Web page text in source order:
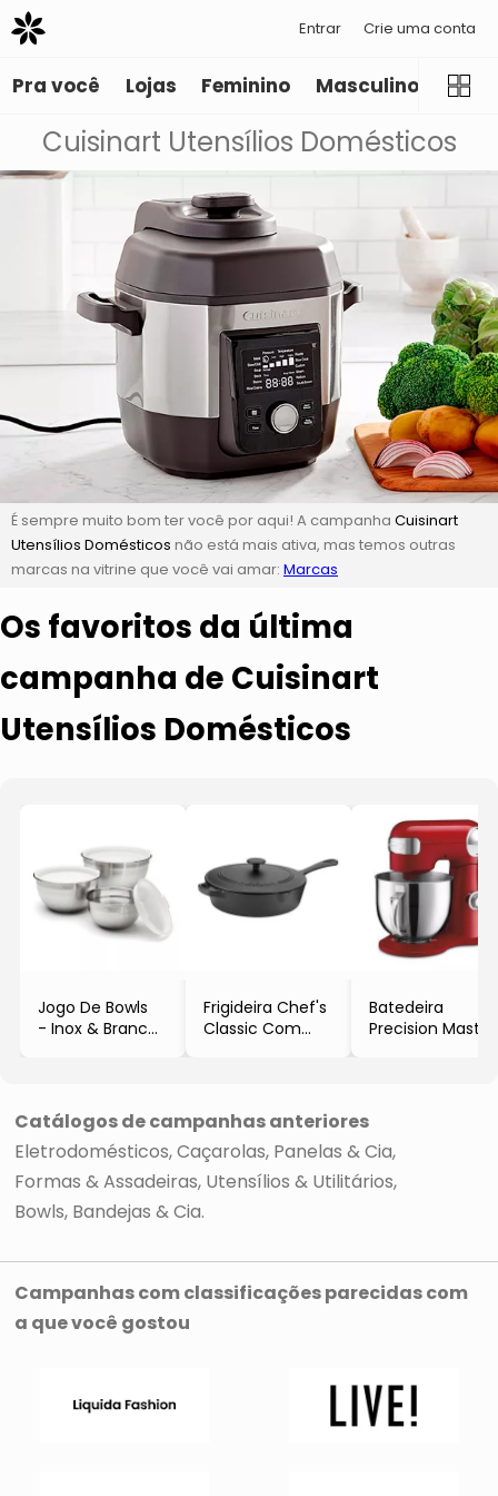
Entrar Crie uma conta
Pra você Lojas Feminino Masculino
Cuisinart Utensílios Domésticos
É sempre muito bom ter você por aqui! A campanha Cuisinart
Utensílios Domésticos não está mais ativa, mas temos outras
marcas na vitrine que você vai amar: Marcas
Os favoritos da última
campanha de Cuisinart
Utensílios Domésticos
Jogo De Bowls
- Inox & Branco
Frigideira Chef's
Classic Com
- Cuisinart
Batedeira
Precision Master
- 500W
- Cuisinart
Catálogos de campanhas anteriores
Eletrodomésticos Caçarolas, Panelas & Cia
Formas & Assadeiras Utensílios & Utilitários
Bowls, Bandejas & Cia
Campanhas com classificações parecidas com
a que você gostou